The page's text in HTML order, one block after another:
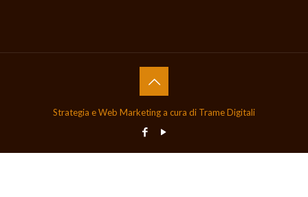
Strategia e Web Marketing a cura di Trame Digitali